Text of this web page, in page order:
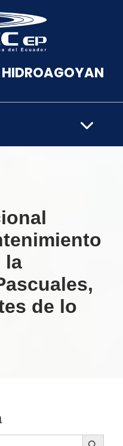
HIDROAGOYAN
la
de lo
Botón de búsqueda